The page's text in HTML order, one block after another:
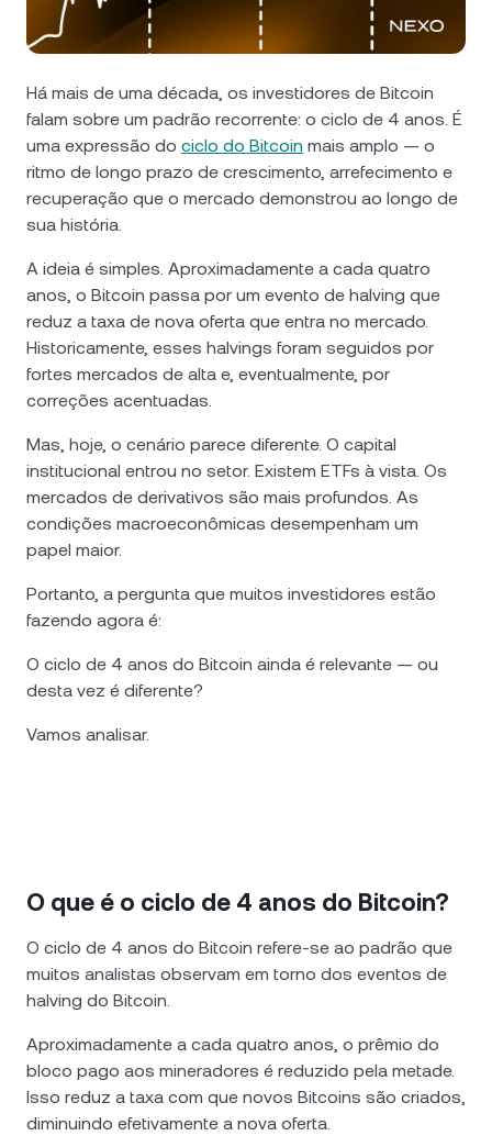
Futures
Nexo Card
Clientes Private
Programa de Fidelidade
NEXO Token NEXO 0,03%
Tether USDT 0,03%
USD Coin USDC
Polkadot
XRP XRP 0,87%
EURC EURC
Explore todos os ativos
Notícias e insights
Academia do Patrimônio
Há mais de uma década, os investidores de Bitcoin
falam sobre um padrão recorrente: o ciclo de 4 anos. É
uma expressão do ciclo do Bitcoin mais amplo — o
ritmo de longo prazo de crescimento, arrefecimento e
recuperação que o mercado demonstrou ao longo de
sua história.
A ideia é simples. Aproximadamente a cada quatro
anos, o Bitcoin passa por um evento de halving que
reduz a taxa de nova oferta que entra no mercado.
Historicamente, esses halvings foram seguidos por
fortes mercados de alta e, eventualmente, por
correções acentuadas.
Mas, hoje, o cenário parece diferente. O capital
institucional entrou no setor. Existem ETFs à vista. Os
mercados de derivativos são mais profundos. As
condições macroeconômicas desempenham um
papel maior.
Portanto, a pergunta que muitos investidores estão
fazendo agora é:
O ciclo de 4 anos do Bitcoin ainda é relevante — ou
desta vez é diferente?
Vamos analisar.
O que é o ciclo de 4 anos do Bitcoin?
O ciclo de 4 anos do Bitcoin refere-se ao padrão que
muitos analistas observam em torno dos eventos de
halving do Bitcoin.
Aproximadamente a cada quatro anos, o prêmio do
bloco pago aos mineradores é reduzido pela metade.
Isso reduz a taxa com que novos Bitcoins são criados,
diminuindo efetivamente a nova oferta.